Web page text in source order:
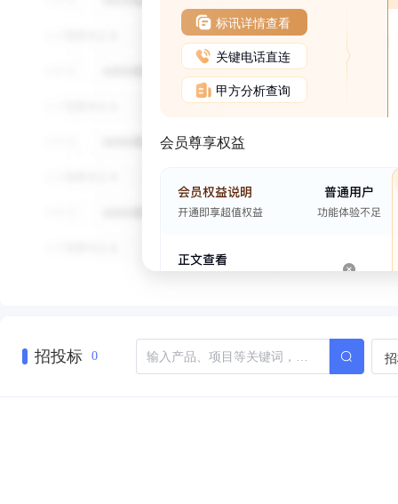
标讯详情查看
关键电话直连
甲方分析查询
会员尊享权益
招投标 0